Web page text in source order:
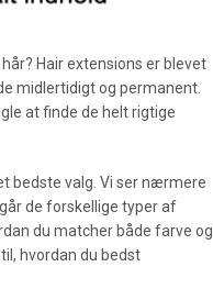
Hair extensions er blevet
midlertidigt og permanent.
at finde de helt rigtige
bedste valg. Vi ser nærmere
de forskellige typer af
du matcher både farve og
hvordan du bedst